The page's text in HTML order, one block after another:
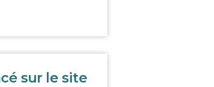
sur le site